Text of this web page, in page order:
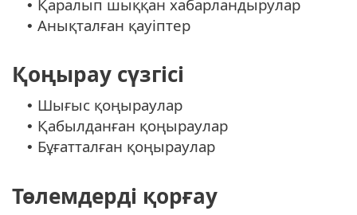
• Қаралып шыққан хабарландырулар
• Анықталған қауіптер
Қоңырау сүзгісі
• Шығыс қоңыраулар
• Қабылданған қоңыраулар
• Бұғатталған қоңыраулар
Төлемдерді қорғау